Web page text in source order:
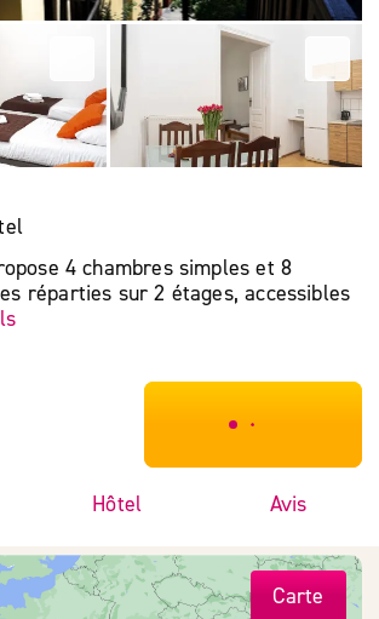
4 chambres simples et 8
réparties sur 2 étages, accessibles
***************
Hôtel Avis
Carte